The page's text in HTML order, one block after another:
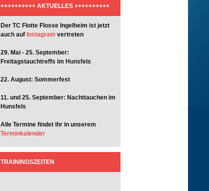
++++++++++ AKTUELLES ++++++++++
Der TC Flotte Flosse Ingelheim ist jetzt
auch auf Instagram vertreten
29. Mai - 25. September:
Freitagstauchtreffs im Hunsfels
22. August: Sommerfest
11. und 25. September: Nachttauchen im
Hunsfels
Alle Termine findet ihr in unserem
Terminkalender
TRAININGSZEITEN